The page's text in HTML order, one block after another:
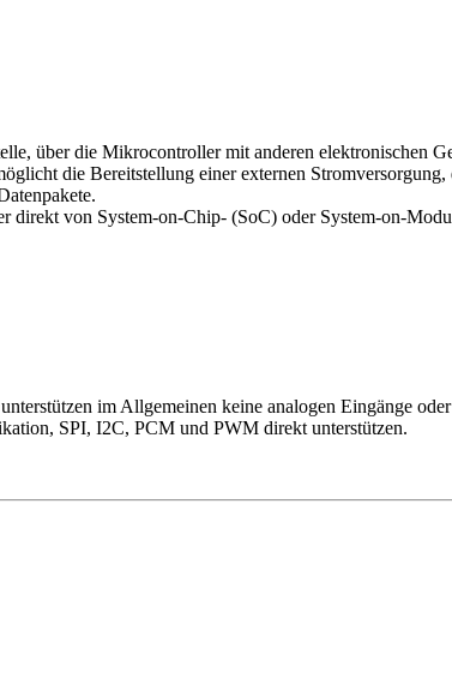
über die Mikrocontroller mit anderen elektronischen
die Bereitstellung einer externen Stromversorgung,
von System-on-Chip- (SoC) oder System-on-
im Allgemeinen keine analogen Eingänge
SPI, I2C, PCM und PWM direkt unterstützen.